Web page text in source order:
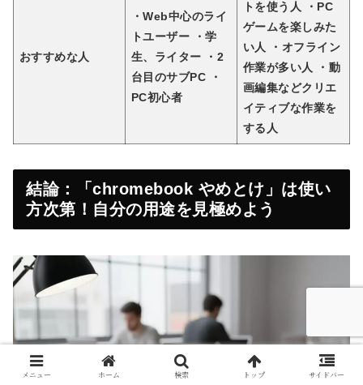
おすすめな人
・Web中心のライ
トユーザー ・学
生、ライター ・2
台目のサブPC ・
PC初心者
トを使う人 ・PC
ゲームを楽しみた
い人 ・オフライン
作業が多い人 ・動
画編集などクリエ
イティブな作業を
する人
結論：「chromebook やめとけ」は使い
方次第！自分の用途を見極めよう
メニュー ホーム 検索 トップ サイドバー